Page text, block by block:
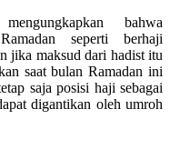
bahwa
seperti berhaji
jika maksud dari hadist itu
saat bulan Ramadan ini
saja posisi haji sebagai
digantikan oleh umroh